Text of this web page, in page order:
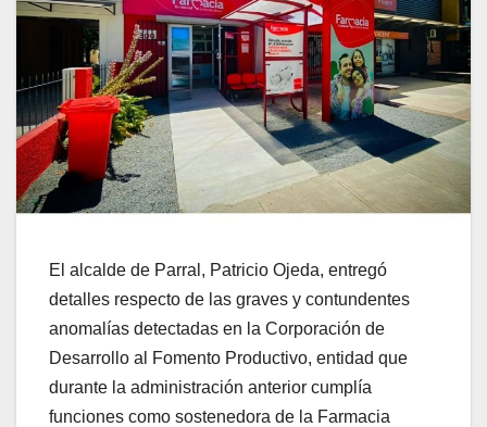
El alcalde de Parral, Patricio Ojeda, entregó
detalles respecto de las graves y contundentes
anomalías detectadas en la Corporación de
Desarrollo al Fomento Productivo, entidad que
durante la administración anterior cumplía
funciones como sostenedora de la Farmacia